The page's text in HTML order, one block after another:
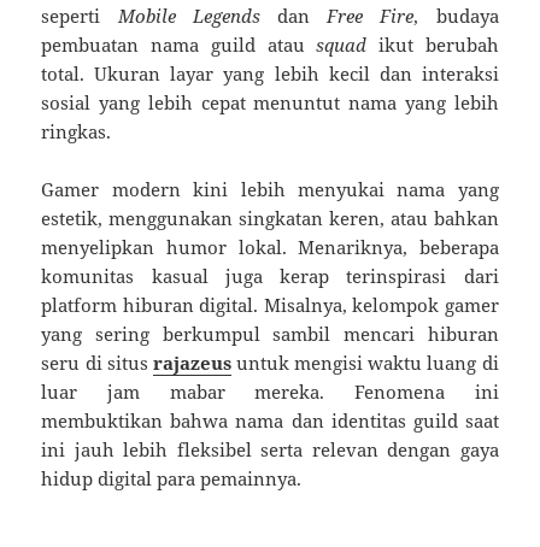
seperti Mobile Legendsdan Free Fire, budaya
pembuatan nama guild atausquad ikut berubah
total. Ukuran layar yang lebih kecil dan interaksi
sosial yang lebih cepat menuntut nama yang lebih
ringkas.
Gamer modern kini lebih menyukai nama yang
estetik, menggunakan singkatan keren, atau bahkan
menyelipkan humor lokal. Menariknya, beberapa
komunitas kasual juga kerap terinspirasi dari
platform hiburan digital. Misalnya, kelompok gamer
yang sering berkumpul sambil mencari hiburan
seru di situs rajazeusuntuk mengisi waktu luang di
luar jam mabar mereka. Fenomena ini
membuktikan bahwa nama dan identitas guild saat
ini jauh lebih fleksibel serta relevan dengan gaya
hidup digital para pemainnya.